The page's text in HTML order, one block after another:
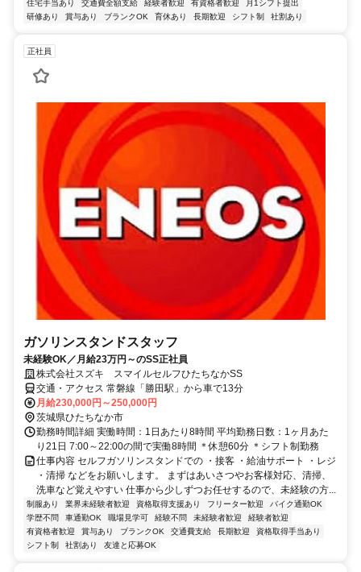
住宅手当あり
交通費全額支給 経験者歓迎 有資格者歓迎
月1シフト提出
研修あり
賞与あり ブランクOK 育休あり 長期歓迎 シフト制 社割あり
正社員
ガソリンスタンドスタッフ
未経験OK／月給23万円～のSS正社員
株式会社スズキ スマイルセルフひたちなかSS
交通・アクセス 常磐線「勝田駅」から車で13分
月給230,000円～250,000円
茨城県ひたちなか市
勤務時間詳細 実働時間：1日あたり8時間 平均勤務日数：1ヶ月あた
り21日 7:00～22:00の間で実働8時間 ＊休憩60分 ＊シフト制勤務
仕事内容 セルフガソリンスタンドでの ・接客 ・給油サポート ・レジ
・清掃 などをお願いします。 まずはあいさつやお客様対応、清掃、
洗車など覚えやすい 仕事から少しずつお任せするので、未経験の方...
制服あり 業界未経験者歓迎 資格取得支援あり フリーター歓迎
バイク通勤OK
学歴不問
車通勤OK 職場見学可 経験不問 未経験者歓迎
経験者歓迎
有資格者歓迎
賞与あり ブランクOK 交通費支給 長期歓迎
資格取得手当あり
シフト制
社割あり 友達と応募OK